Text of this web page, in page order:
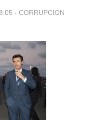
- CORRUPCION